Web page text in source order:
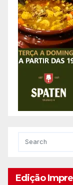
Edição